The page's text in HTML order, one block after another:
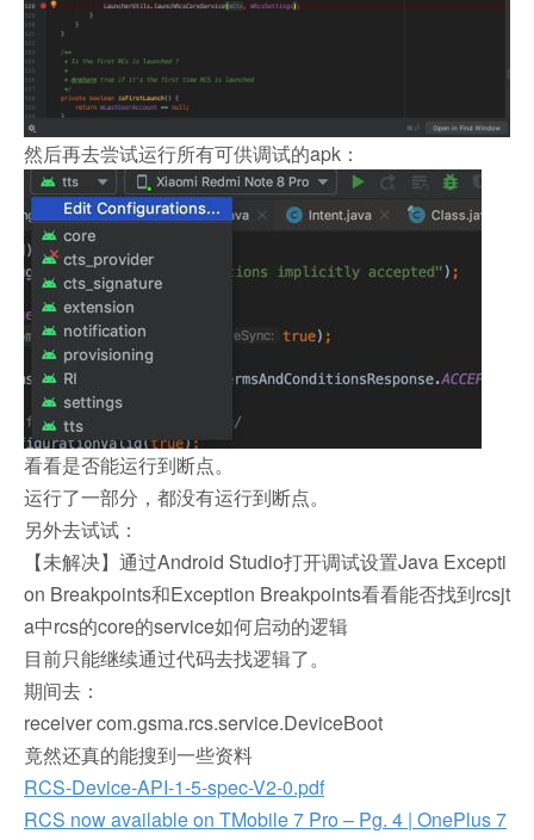
然后再去尝试运行所有可供调试的apk：
看看是否能运行到断点。
运行了一部分，都没有运行到断点。
另外去试试：
【未解决】通过Android Studio打开调试设置Java Excepti
on Breakpoints和Exception Breakpoints看看能否找到rcsjt
a中rcs的core的service如何启动的逻辑
目前只能继续通过代码去找逻辑了。
期间去：
receiver com.gsma.rcs.service.DeviceBoot
竟然还真的能搜到一些资料
RCS-Device-API-1-5-spec-V2-0.pdf
RCS now available on TMobile 7 Pro – Pg. 4 | OnePlus 7